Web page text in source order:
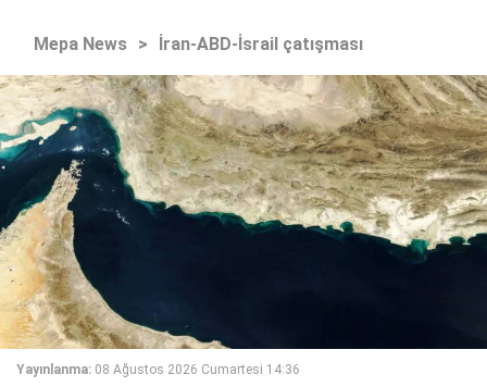
Mepa News > İran-ABD-İsrail çatışması
Yayınlanma: 08 Ağustos 2026 Cumartesi 14:36